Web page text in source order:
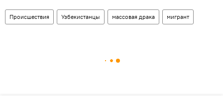
Происшествия Узбекистанцы массовая драка мигрант